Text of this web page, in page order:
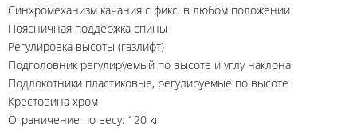
Синхромеханизм качания с фикс. в любом положении
Поясничная поддержка спины
Регулировка высоты (газлифт)
Подголовник регулируемый по высоте и углу наклона
Подлокотники пластиковые, регулируемые по высоте
Крестовина хром
Ограничение по весу: 120 кг